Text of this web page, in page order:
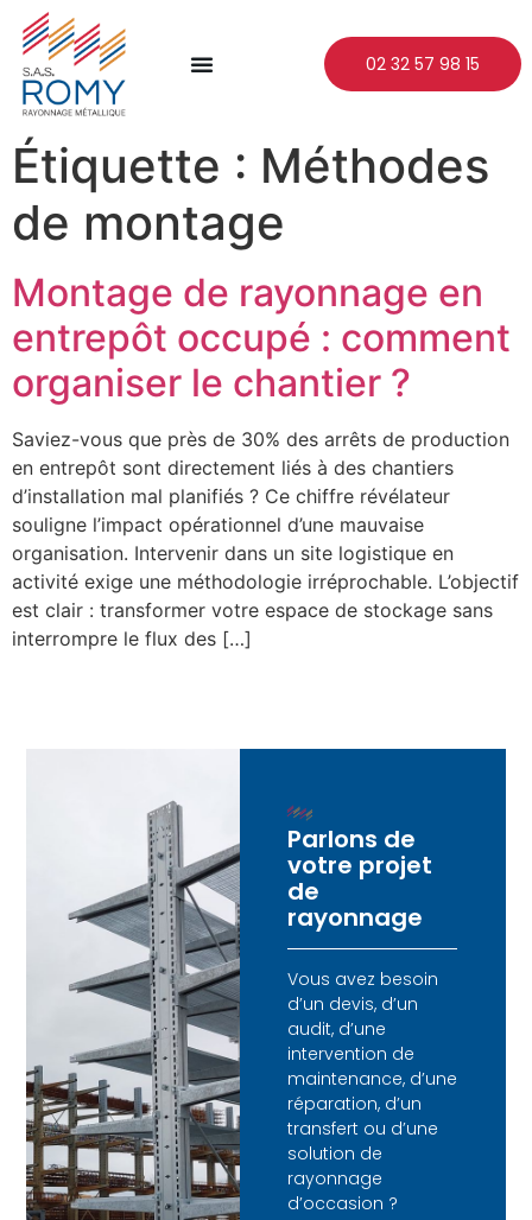
02 32 57 98 15
Étiquette : Méthodes
de montage
Montage de rayonnage en
entrepôt occupé : comment
organiser le chantier ?
Saviez-vous que près de 30% des arrêts de production
en entrepôt sont directement liés à des chantiers
d’installation mal planifiés ? Ce chiffre révélateur
souligne l’impact opérationnel d’une mauvaise
organisation. Intervenir dans un site logistique en
activité exige une méthodologie irréprochable. L’objectif
est clair : transformer votre espace de stockage sans
interrompre le flux des […]
Parlons de
votre projet
de
rayonnage
Vous avez besoin
d’un devis, d’un
audit, d’une
intervention de
maintenance, d’une
réparation, d’un
transfert ou d’une
solution de
rayonnage
d’occasion ?